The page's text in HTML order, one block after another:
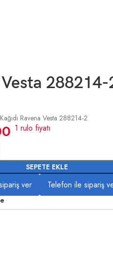
288214-
Ravena Vesta 288214-2
1 rulo fiyatı
SEPETE EKLE
ver Telefon ile sipariş